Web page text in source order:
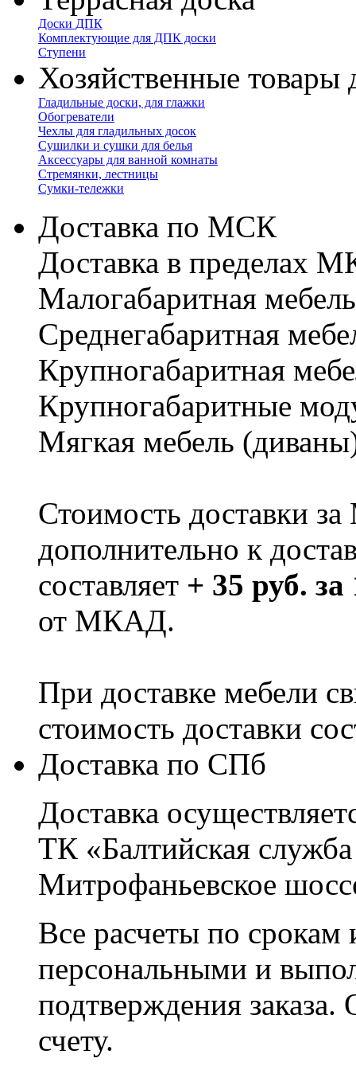
Доски ДПК
Комплектующие для ДПК доски
Ступени
Хозяйственные товары
Гладильные доски, для глажки
Обогреватели
Чехлы для гладильных досок
Сушилки и сушки для белья
Аксессуары для ванной комнаты
Стремянки, лестницы
Сумки-тележки
Доставка по МСК
Доставка в пределах
Малогабаритная
Cреднегабаритная
Крупногабаритная
Крупногабаритные
Мягкая мебель
Стоимость доставки
дополнительно к
составляет + 35 руб.
от МКАД.
При доставке мебели
стоимость доставки
Доставка по СПб
Доставка
ТК «Балтийская
Митрофаньевское
Все расчеты по срокам
персональными и
подтверждения заказа.
счету.